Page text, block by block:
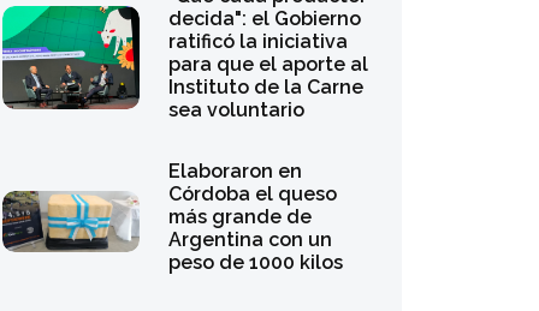
decida": el Gobierno
ratificó la iniciativa
para que el aporte al
Instituto de la Carne
sea voluntario
Elaboraron en
Córdoba el queso
más grande de
Argentina con un
peso de 1000 kilos